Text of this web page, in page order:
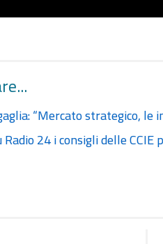
“Mercato strategico, le
Radio 24 i consigli delle